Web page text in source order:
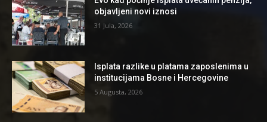
objavljeni novi iznosi
31 Jula, 2026
Isplata razlike u platama zaposlenima u
institucijama Bosne i Hercegovine
5 Augusta, 2026